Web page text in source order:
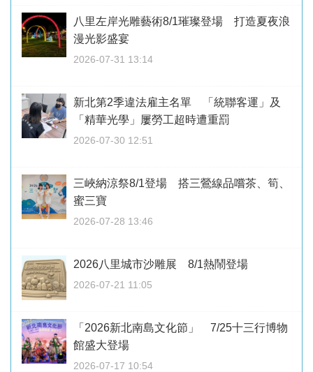
八里左岸光雕藝術8/1璀璨登場 打造夏夜浪
漫光影盛宴
2026-07-31 13:14
新北第2季違法雇主名單 「統聯客運」及
「精華光學」屢勞工超時遭重罰
2026-07-30 12:51
三峽納涼祭8/1登場 搭三鶯線品嚐茶、筍、
蜜三寶
2026-07-28 13:46
2026八里城市沙雕展 8/1熱鬧登場
2026-07-21 11:05
「2026新北南島文化節」 7/25十三行博物
館盛大登場
2026-07-17 10:54